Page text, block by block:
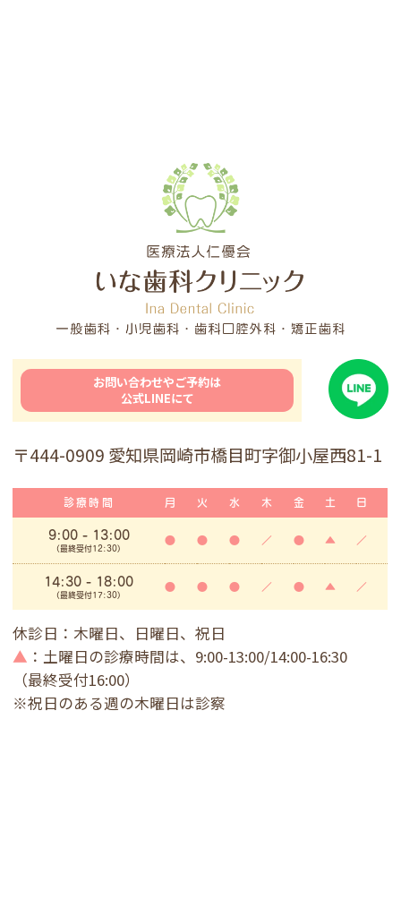
お問い合わせやご予約は
公式LINEにて
〒444-0909 愛知県岡崎市橋目町字御小屋西81-1
診療時間 月 火 水 木 金 土 日
9:00- 13:00
(最終受付12:30)
● ● ● ／ ● ▲ ／
14:30 - 18:00
(最終受付17:30)
● ● ● ／ ● ▲ ／
休診日：木曜日、日曜日、祝日
▲ ：土曜日の診療時間は、9:00-13:00/14:00-16:30
（最終受付16:00）
※祝日のある週の木曜日は診察